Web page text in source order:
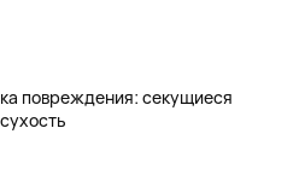
повреждения: секущиеся